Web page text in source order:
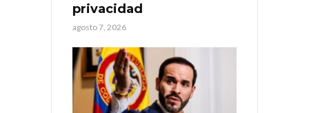
privacidad
agosto 7, 2026